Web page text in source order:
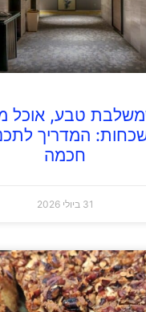
טבע, אוכל
המדריך
חכמה
31 ביולי 2026